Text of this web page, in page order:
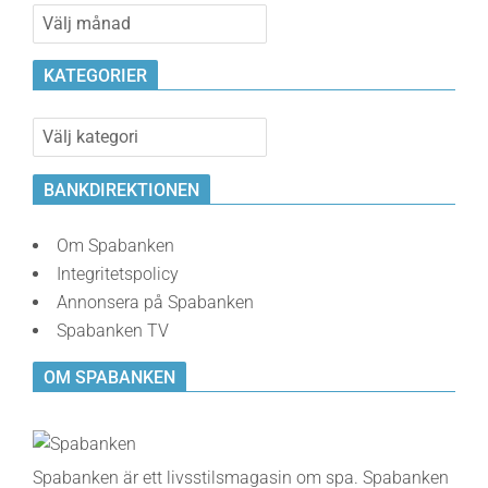
Bankvalvet
KATEGORIER
Kategorier
BANKDIREKTIONEN
Om Spabanken
Integritetspolicy
Annonsera på Spabanken
Spabanken TV
OM SPABANKEN
Spabanken är ett livsstilsmagasin om spa. Spabanken